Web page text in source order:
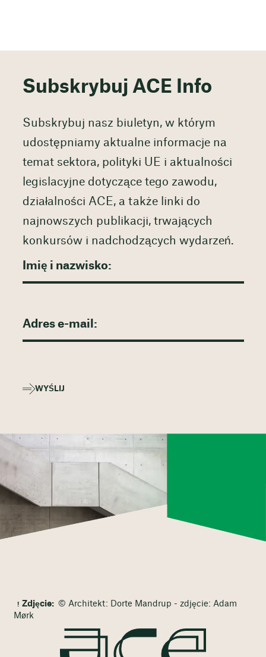
Subskrybuj ACE Info
Subskrybuj nasz biuletyn, w którym
udostępniamy aktualne informacje na
temat sektora, polityki UE i aktualności
legislacyjne dotyczące tego zawodu,
działalności ACE, a także linki do
najnowszych publikacji, trwających
konkursów i nadchodzących wydarzeń.
WYŚLIJ
Zdjęcie: © Architekt: Dorte Mandrup - zdjęcie: Adam
Mørk